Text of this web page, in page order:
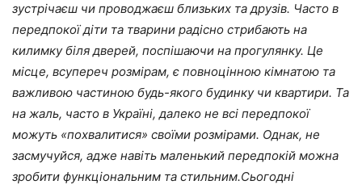
зустрічаєш чи проводжаєш близьких та друзів. Часто в
передпокої діти та тварини радісно стрибають на
килимку біля дверей, поспішаючи на прогулянку. Це
місце, всупереч розмірам, є повноцінною кімнатою та
важливою частиною будь-якого будинку чи квартири. Та
на жаль, часто в Україні, далеко не всі передпокої
можуть «похвалитися» своїми розмірами. Однак, не
засмучуйся, адже навіть маленький передпокій можна
зробити функціональним та стильним.Сьогодні